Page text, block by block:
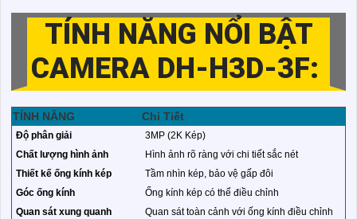
TÍNH NĂNG NỔI BẬT
CAMERA DH-H3D-3F:
TÍNH NĂNG Chi Tiết
Độ phân giải
3MP (2K Kép)
Chất lượng hình ảnh
Hình ảnh rõ ràng với chi tiết sắc nét
Thiết kế ống kính kép
Tầm nhìn kép, bảo vệ gấp đôi
Góc ống kính
Ống kính kép có thể điều chỉnh
Quan sát xung quanh
Quan sát toàn cảnh với ống kính điều chỉnh